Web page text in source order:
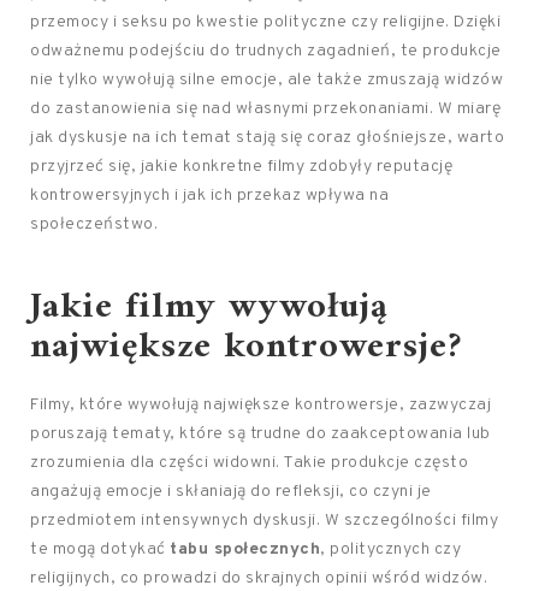
przemocy i seksu po kwestie polityczne czy religijne. Dzięki
odważnemu podejściu do trudnych zagadnień, te produkcje
nie tylko wywołują silne emocje, ale także zmuszają widzów
do zastanowienia się nad własnymi przekonaniami. W miarę
jak dyskusje na ich temat stają się coraz głośniejsze, warto
przyjrzeć się, jakie konkretne filmy zdobyły reputację
kontrowersyjnych i jak ich przekaz wpływa na
społeczeństwo.
Jakie filmy wywołują
największe kontrowersje?
Filmy, które wywołują największe kontrowersje, zazwyczaj
poruszają tematy, które są trudne do zaakceptowania lub
zrozumienia dla części widowni. Takie produkcje często
angażują emocje i skłaniają do refleksji, co czyni je
przedmiotem intensywnych dyskusji. W szczególności filmy
te mogą dotykać tabu społecznych, politycznych czy
religijnych, co prowadzi do skrajnych opinii wśród widzów.